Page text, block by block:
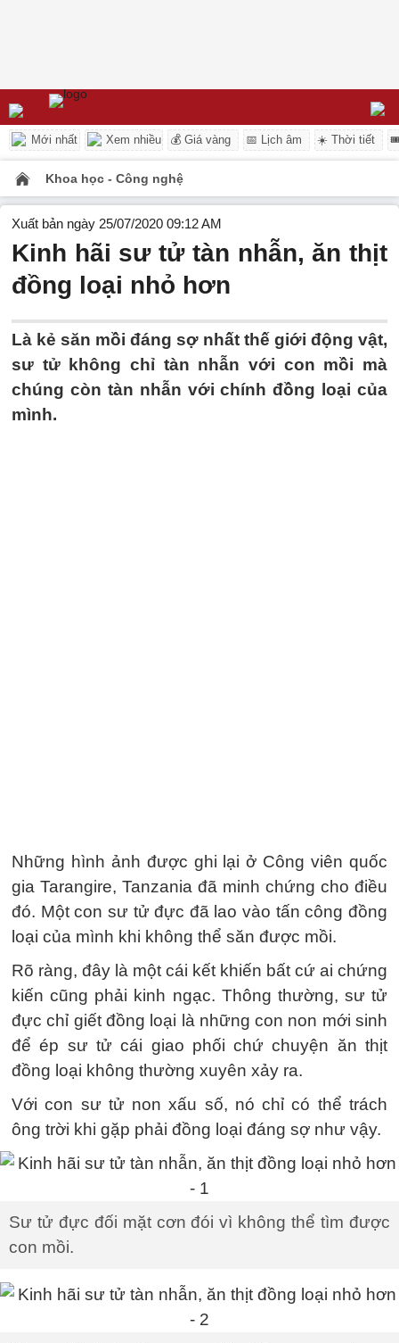
Mới nhất Xem nhiều 💰 Giá vàng 📅 Lịch âm ☀️ Thời tiết
Khoa học - Công nghệ
Xuất bản ngày 25/07/2020 09:12 AM
Kinh hãi sư tử tàn nhẫn, ăn thịt
đồng loại nhỏ hơn
Là kẻ săn mồi đáng sợ nhất thế giới động vật,
sư tử không chỉ tàn nhẫn với con mồi mà
chúng còn tàn nhẫn với chính đồng loại của
mình.
Những hình ảnh được ghi lại ở Công viên quốc
gia Tarangire, Tanzania đã minh chứng cho điều
đó. Một con sư tử đực đã lao vào tấn công đồng
loại của mình khi không thể săn được mồi.
Rõ ràng, đây là một cái kết khiến bất cứ ai chứng
kiến cũng phải kinh ngạc. Thông thường, sư tử
đực chỉ giết đồng loại là những con non mới sinh
để ép sư tử cái giao phối chứ chuyện ăn thịt
đồng loại không thường xuyên xảy ra.
Với con sư tử non xấu số, nó chỉ có thể trách
ông trời khi gặp phải đồng loại đáng sợ như vậy.
Sư tử đực đối mặt cơn đói vì không thể tìm được
con mồi.